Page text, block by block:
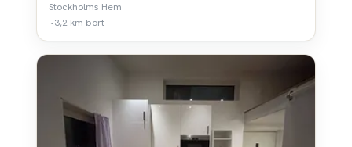
Stockholms Hem
~3,2 km bort